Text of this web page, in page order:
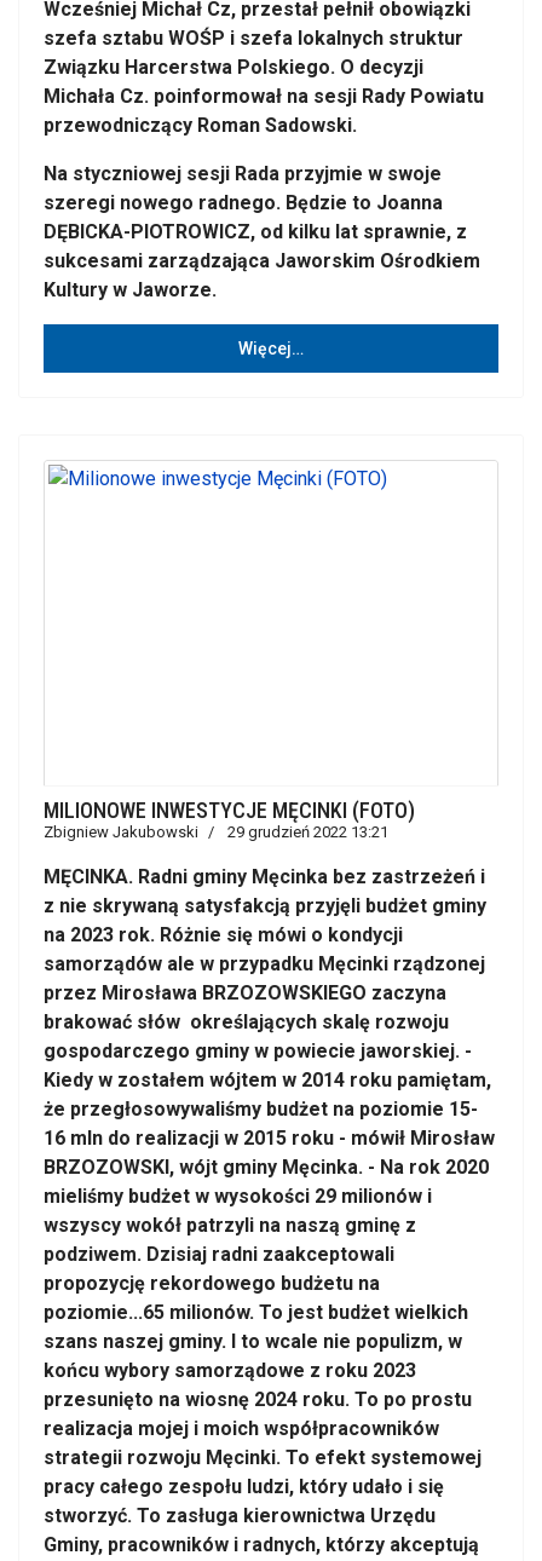
Wcześniej Michał Cz, przestał pełnił obowiązki
szefa sztabu WOŚP i szefa lokalnych struktur
Związku Harcerstwa Polskiego. O decyzji
Michała Cz. poinformował na sesji Rady Powiatu
przewodniczący Roman Sadowski.
Na styczniowej sesji Rada przyjmie w swoje
szeregi nowego radnego. Będzie to Joanna
DĘBICKA-PIOTROWICZ, od kilku lat sprawnie, z
sukcesami zarządzająca Jaworskim Ośrodkiem
Kultury w Jaworze.
Więcej…
MILIONOWE INWESTYCJE MĘCINKI (FOTO)
Zbigniew Jakubowski 29 grudzień 2022 13:21
MĘCINKA. Radni gminy Męcinka bez zastrzeżeń i
z nie skrywaną satysfakcją przyjęli budżet gminy
na 2023 rok. Różnie się mówi o kondycji
samorządów ale w przypadku Męcinki rządzonej
przez Mirosława BRZOZOWSKIEGO zaczyna
brakować słów określających skalę rozwoju
gospodarczego gminy w powiecie jaworskiej. -
Kiedy w zostałem wójtem w 2014 roku pamiętam,
że przegłosowywaliśmy budżet na poziomie 15-
16 mln do realizacji w 2015 roku - mówił Mirosław
BRZOZOWSKI, wójt gminy Męcinka. - Na rok 2020
mieliśmy budżet w wysokości 29 milionów i
wszyscy wokół patrzyli na naszą gminę z
podziwem. Dzisiaj radni zaakceptowali
propozycję rekordowego budżetu na
poziomie...65 milionów. To jest budżet wielkich
szans naszej gminy. I to wcale nie populizm, w
końcu wybory samorządowe z roku 2023
przesunięto na wiosnę 2024 roku. To po prostu
realizacja mojej i moich współpracowników
strategii rozwoju Męcinki. To efekt systemowej
pracy całego zespołu ludzi, który udało i się
stworzyć. To zasługa kierownictwa Urzędu
Gminy, pracowników i radnych, którzy akceptują